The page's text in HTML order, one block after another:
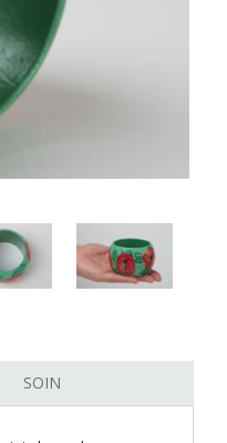
SOIN